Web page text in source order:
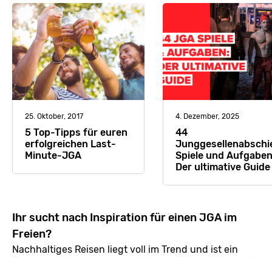
25. Oktober, 2017
5 Top-Tipps für euren
erfolgreichen Last-
Minute-JGA
4. Dezember, 2025
44
Spiele und
Der ultimative Guide
Ihr sucht nach Inspiration für einen JGA im
Freien?
Nachhaltiges Reisen liegt voll im Trend und ist ein